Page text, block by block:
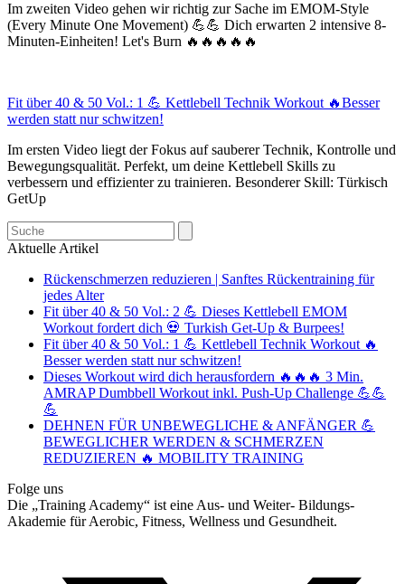
Im zweiten Video gehen wir richtig zur Sache im EMOM-Style
(Every Minute One Movement) 💪💪 Dich erwarten 2 intensive 8-
Minuten-Einheiten! Let's Burn 🔥🔥🔥🔥🔥
Fit über 40 & 50 Vol.: 1 💪 Kettlebell Technik Workout 🔥Besser
werden statt nur schwitzen!
Im ersten Video liegt der Fokus auf sauberer Technik, Kontrolle und
Bewegungsqualität. Perfekt, um deine Kettlebell Skills zu
verbessern und effizienter zu trainieren. Besonderer Skill: Türkisch
GetUp
Search
Aktuelle Artikel
Rückenschmerzen reduzieren | Sanftes Rückentraining für
jedes Alter
Fit über 40 & 50 Vol.: 2 💪 Dieses Kettlebell EMOM
Workout fordert dich 💀 Turkish Get-Up & Burpees!
Fit über 40 & 50 Vol.: 1 💪 Kettlebell Technik Workout 🔥
Besser werden statt nur schwitzen!
Dieses Workout wird dich herausfordern 🔥🔥🔥 3 Min.
AMRAP Dumbbell Workout inkl. Push-Up Challenge 💪💪
💪
DEHNEN FÜR UNBEWEGLICHE & ANFÄNGER 💪
BEWEGLICHER WERDEN & SCHMERZEN
REDUZIEREN 🔥 MOBILITY TRAINING
Folge uns
Die „Training Academy“ ist eine Aus- und Weiter- Bildungs-
Akademie für Aerobic, Fitness, Wellness und Gesundheit.